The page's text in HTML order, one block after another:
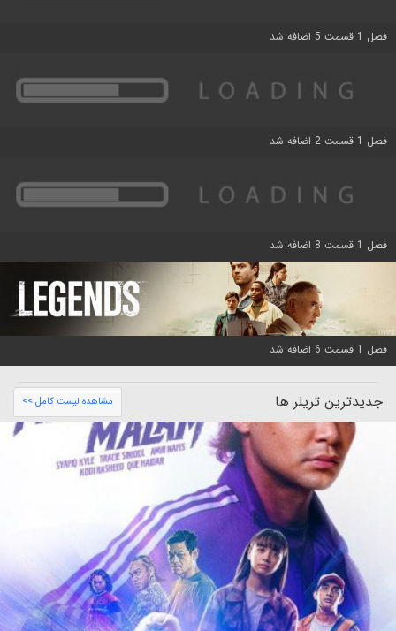
فصل 1 قسمت 5 اضافه شد
فصل 1 قسمت 2 اضافه شد
فصل 1 قسمت 8 اضافه شد
فصل 1 قسمت 6 اضافه شد
جدیدترین تریلر ها مشاهده لیست کامل >>